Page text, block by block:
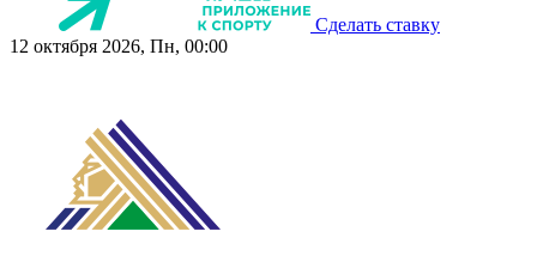
Сделать ставку
12 октября 2026, Пн, 00:00